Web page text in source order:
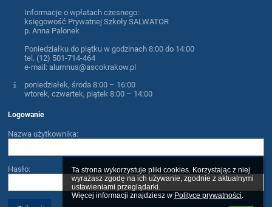
Ta strona wykorzystuje pliki cookies. Korzystając z niej
wyrażasz zgodę na ich używanie, zgodnie z aktualnymi
ustawieniami przeglądarki.
Więcej informacji znajdziesz w Polityce prywatności.
Informacje o wpłatach czesnego:
księgowość Prywatnej Szkoły SALWATOR
p. Anna Palonek
Poniedziałku do piątku w godzinach 8:00 do 14:00
tel. (12) 501-714-464
e-mail: alumnus@ascokrakow.pl
poniedziałek, środa 8:00 – 16:00
wtorek, czwartek, piątek 8:00 – 14:00
Logowanie
Nazwa użytkownika:
Hasło: